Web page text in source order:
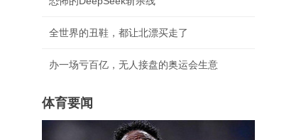
全世界的丑鞋，都让北漂买走了
办一场亏百亿，无人接盘的奥运会生意
体育要闻